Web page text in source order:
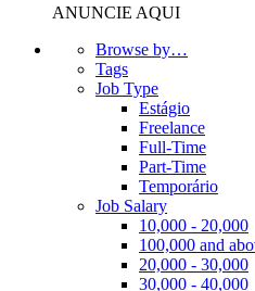
ANUNCIE AQUI
Browse by…
Tags
Job Type
Estágio
Freelance
Full-Time
Part-Time
Temporário
Job Salary
10,000 - 20,000
100,000 and
20,000 - 30,000
30,000 - 40,000